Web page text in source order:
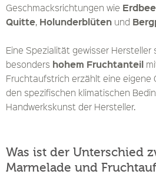
Geschmacksrichtungen wie
Quitte, Holunderblüten und
Eine Spezialität gewisser
besonders hohem Fruchtanteil
Fruchtaufstrich erzählt eine eigene
den spezifischen klimatischen
Handwerkskunst der Hersteller.
Was ist der Unterschied
Marmelade und